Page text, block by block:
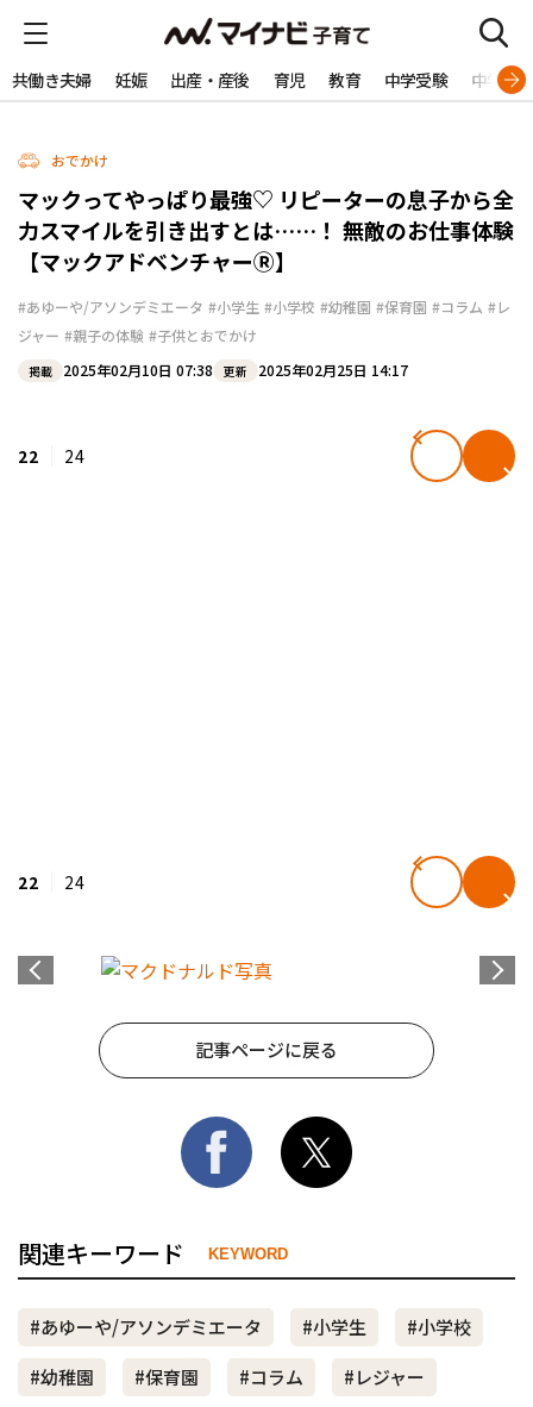
共働き夫婦 妊娠 出産・産後 育児 教育 中学受験 中学生
おでかけ
マックってやっぱり最強♡ リピーターの息子から全
力スマイルを引き出すとは……！ 無敵のお仕事体験
【マックアドベンチャーⓇ】
#あゆーや/アソンデミエータ #小学生 #小学校 #幼稚園 #保育園 #コラム #レ
ジャー #親子の体験 #子供とおでかけ
掲載 2025年02月10日 07:38 更新 2025年02月25日 14:17
22 24
22 24
記事ページに戻る
関連キーワード KEYWORD
#あゆーや/アソンデミエータ #小学生
#小学校
#幼稚園
#保育園 #コラム
#レジャー